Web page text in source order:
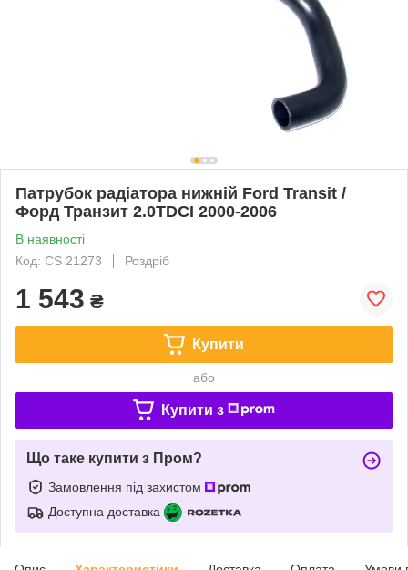
Патрубок радіатора нижній Ford Transit /
Форд Транзит 2.0TDCI 2000-2006
В наявності
Код: CS 21273
Роздріб
1 543 ₴
Купити
або
Купити з
Що таке купити з Пром?
Замовлення під захистом
Доступна доставка